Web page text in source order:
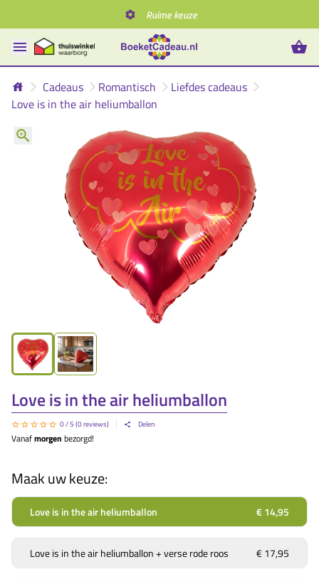
Ruime keuze
Cadeaus Romantisch
Liefdes cadeaus
Love is in the air heliumballon
Love is in the air heliumballon
0/ 5 (0reviews) Delen
Vanafmorgen bezorgd!
Maak uw keuze:
Love is in the air heliumballon € 14,95
Love is in the air heliumballon + verse rode roos € 17,95